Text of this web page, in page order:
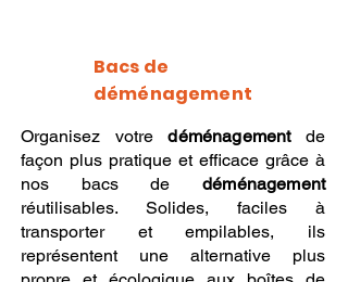
Bacs de
déménagement
Organisez votredéménagementde
façon plus pratique et efficace grâce à
nos bacs dedéménagement
réutilisables. Solides, faciles à
transporter et empilables, ils
représentent une alternative plus